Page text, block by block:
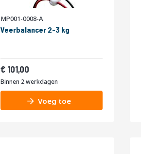
MP001-0008-A
Veerbalancer 2-3 kg
101,00
Binnen 2 werkdagen
Voeg toe